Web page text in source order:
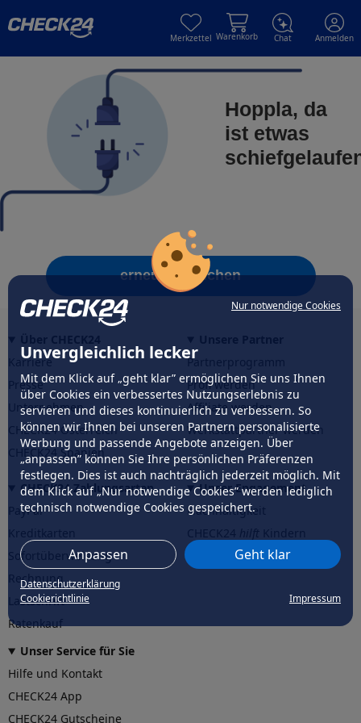
Nur notwendige Cookies
Unvergleichlich lecker
Mit dem Klick auf „geht klar” ermöglichen Sie uns Ihnen
über Cookies ein verbessertes Nutzungserlebnis zu
servieren und dieses kontinuierlich zu verbessern. So
können wir Ihnen bei unseren Partnern personalisierte
Werbung und passende Angebote anzeigen. Über
„anpassen” können Sie Ihre persönlichen Präferenzen
festlegen. Dies ist auch nachträglich jederzeit möglich. Mit
dem Klick auf „Nur notwendige Cookies” werden lediglich
technisch notwendige Cookies gespeichert.
Anpassen Geht klar
Datenschutzerklärung
Cookierichtlinie
Impressum
Merkzettel Warenkorb Chat Anmelden
Hoppla, da
ist etwas
erneut versuchen
Karriere
Presse
Unternehmen
CHECK24 Österreich
CHECK24 Spanien
Partnerprogramm
Profi werden
Affiliate werden
Werkstattpartner werden
CHECK24 Zahlungsarten
PayPal
Sofortüberweisung
Rechnung
Lastschrift
Ratenkauf
Unser Engagement
Nachhaltigkeit
CHECK24hilftder Natur
Unser Service für Sie
Hilfe und Kontakt
CHECK24 App
CHECK24 Gutscheine